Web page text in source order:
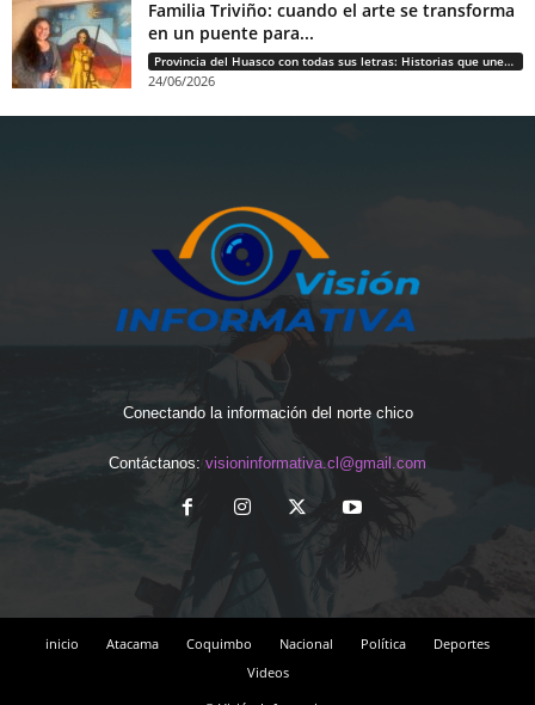
Familia Triviño: cuando el arte se transforma
en un puente para...
Provincia del Huasco con todas sus letras: Historias que unen cultura, diversidad e identidad
24/06/2026
Conectando la información del norte chico
Contáctanos: visioninformativa.cl@gmail.com
inicio Atacama Coquimbo Nacional Política
Deportes
Videos